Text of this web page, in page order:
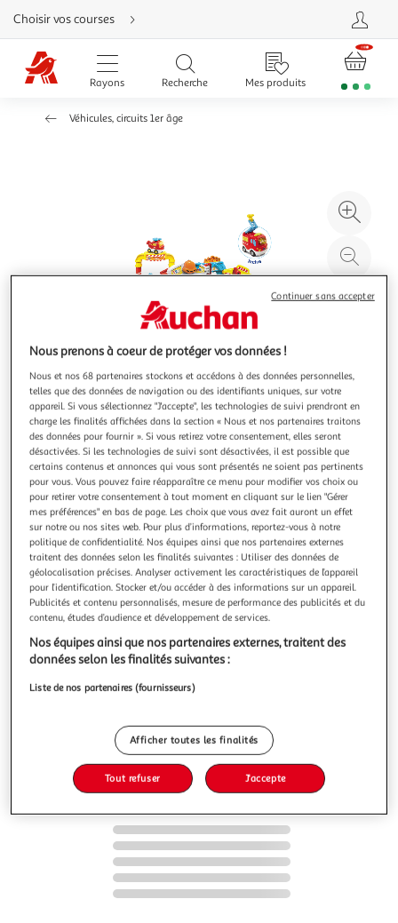
Aller
directement
au
contenu
Aller
directement
Aller
Choisir vos courses
Rayons Recherche Mes produits
Véhicules, circuits 1er âge
à
Illustration
précédente suivante
4.6 (22)
VTECH
Mon Premier Garage Interactif Tut Tut Bolides
Garantie fabricant: 2 ans *
Vendu parAuchan
Choisir un magasin
Retrait 1h en magasin
dont 0,23€ d'éco-part.
Nous prenons à coeur de protéger vos données !
Nous et nos 68 partenaires stockons et accédons à des données personnelles,
telles que des données de navigation ou des identifiants uniques, sur votre
appareil. Si vous sélectionnez "J'accepte", les technologies de suivi prendront en
charge les finalités affichées dans la section « Nous et nos partenaires traitons
des données pour fournir ». Si vous retirez votre consentement, elles seront
désactivées. Si les technologies de suivi sont désactivées, il est possible que
certains contenus et annonces qui vous sont présentés ne soient pas pertinents
pour vous. Vous pouvez faire réapparaître ce menu pour modifier vos choix ou
pour retirer votre consentement à tout moment en cliquant sur le lien "Gérer
mes préférences" en bas de page. Les choix que vous avez fait auront un effet
sur notre ou nos sites web. Pour plus d’informations, reportez-vous à notre
politique de confidentialité. Nos équipes ainsi que nos partenaires externes
traitent des données selon les finalités suivantes : Utiliser des données de
géolocalisation précises. Analyser activement les caractéristiques de l’appareil
pour l’identification. Stocker et/ou accéder à des informations sur un appareil.
Publicités et contenu personnalisés, mesure de performance des publicités et du
contenu, études d’audience et développement de services.
Nos équipes ainsi que nos partenaires externes, traitent des
données selon les finalités suivantes :
Liste de nos partenaires (fournisseurs)
Afficher toutes les finalités
Tout refuser J'accepte
Continuer sans accepter